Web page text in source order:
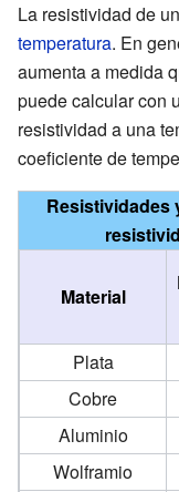
La resistividad de
temperatura. En
aumenta a medida
puede calcular con
resistividad a una
coeficiente de
Resistividades
Material
Plata
Cobre
Aluminio
Wolframio